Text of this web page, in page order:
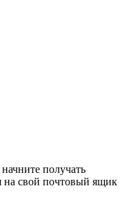
получать
на свой почтовый ящик